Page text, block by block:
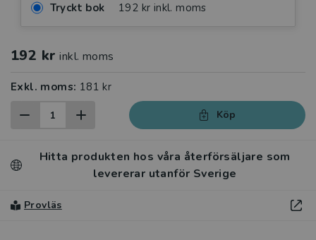
Tryckt bok 192 kr inkl. moms
192 kr inkl. moms
Exkl. moms: 181 kr
Köp
Hitta produkten hos våra återförsäljare som
levererar utanför Sverige
Provläs